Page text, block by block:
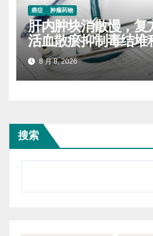
癌症 肿瘤药物
肝内肿块消散慢，复
活血散瘀抑制毒结堆
8 月 8, 2026
搜索